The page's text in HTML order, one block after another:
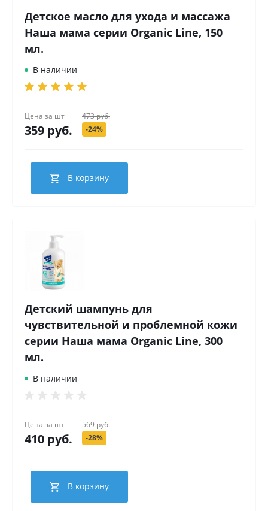
Детское масло для ухода и массажа
Наша мама серии Organic Line, 150
мл.
В наличии
Цена за шт
359 руб.
473 руб.
-24%
В корзину
Детский шампунь для
чувствительной и проблемной кожи
серии Наша мама Organic Line, 300
мл.
В наличии
Цена за шт
410 руб.
569 руб.
-28%
В корзину